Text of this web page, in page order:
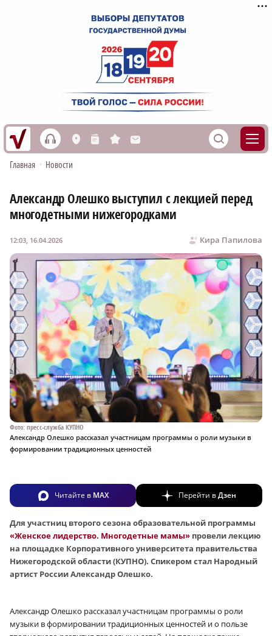
h L n s M S
Главная • Новости
Александр Олешко выступил с лекцией перед
многодетными нижегородками
Кира Папилова
12:03, 16.04.2026
Фото: пресс-служба КУПНО
Александр Олешко рассказал участницам программы о роли музыки в
формировании традиционных ценностей
Читайте в MAX Перейти вДзен
Для участниц второго сезона образовательной программы
«Женское лидерство. Многодетные мамы» провели лекцию
на площадке Корпоративного университета правительства
Нижегородской области (КУПНО). Спикером стал Народный
артист России Александр Олешко.
Александр Олешко рассказал участницам программы о роли
музыки в формировании традиционных ценностей и о пользе